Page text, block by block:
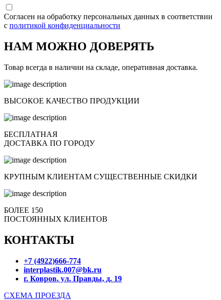
Согласен на обработку персональных данных в соответствии
с политикой конфиденциальности
НАМ МОЖНО ДОВЕРЯТЬ
Товар всегда в наличии на складе, оперативная доставка.
ВЫСОКОЕ КАЧЕСТВО ПРОДУКЦИИ
БЕСПЛАТНАЯ
ДОСТАВКА ПО ГОРОДУ
КРУПНЫМ КЛИЕНТАМ СУЩЕСТВЕННЫЕ СКИДКИ
БОЛЕЕ 150
ПОСТОЯННЫХ КЛИЕНТОВ
КОНТАКТЫ
+7 (4922)666-774
interplastik.007@bk.ru
г. Ковров. ул. Правды, д. 19
СХЕМА ПРОЕЗДА